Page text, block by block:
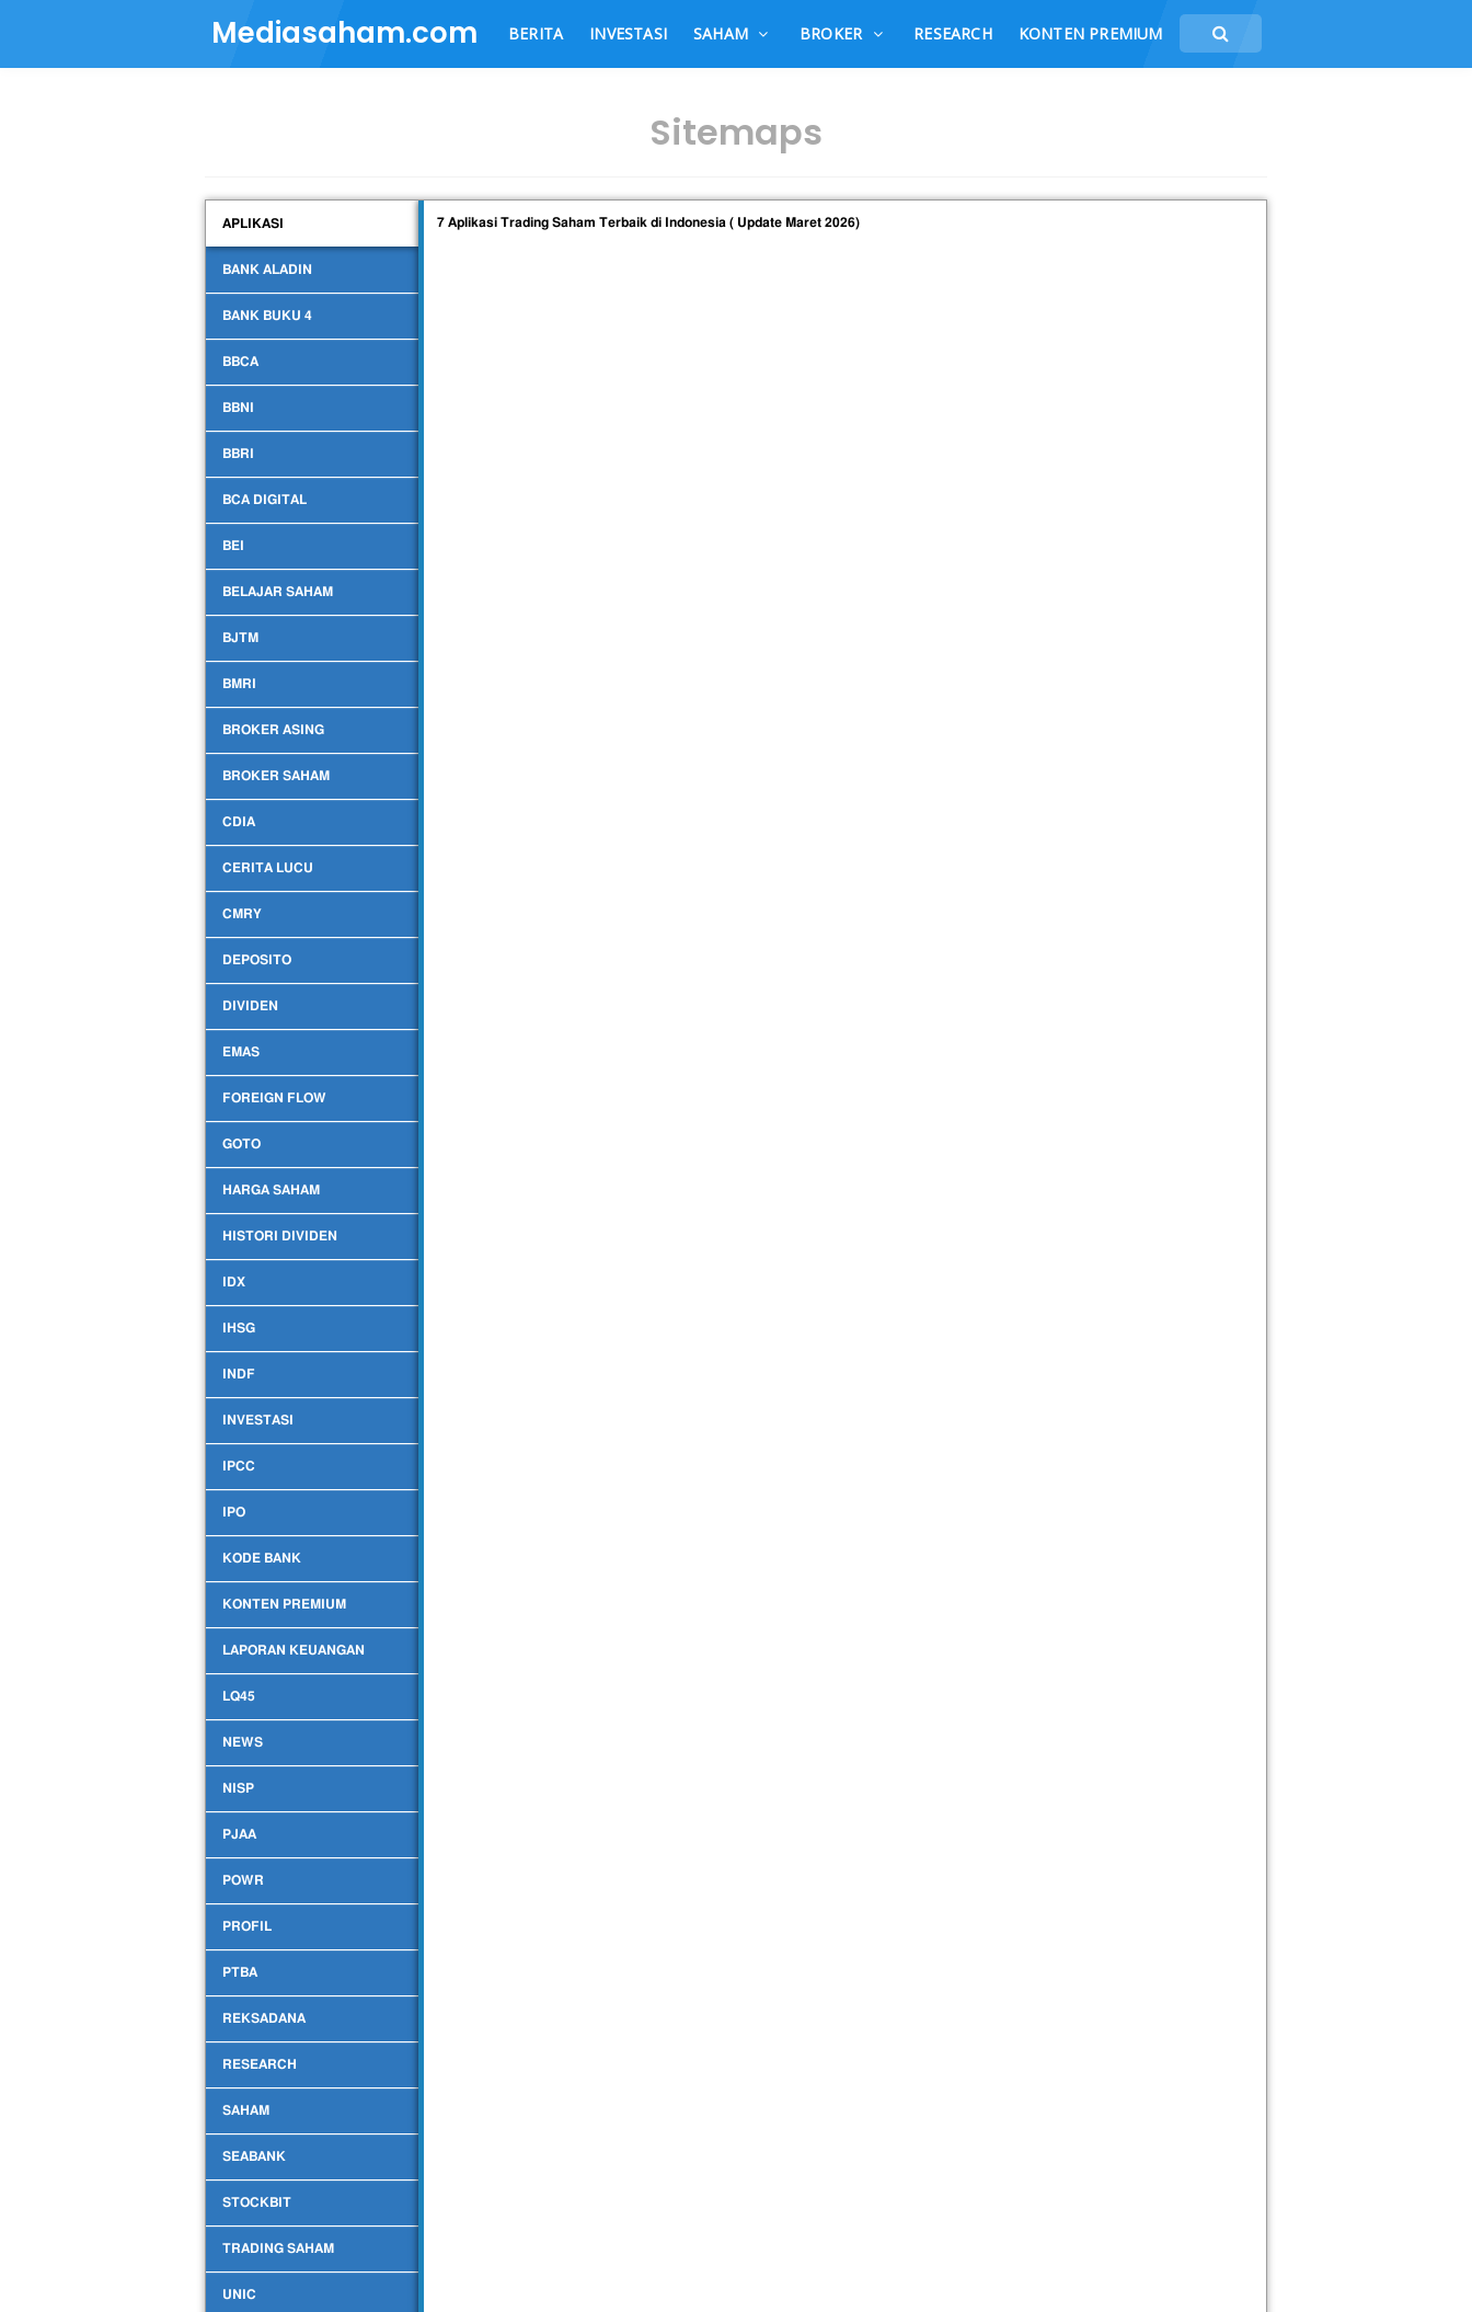
Mediasaham.com BERITA INVESTASI SAHAM BROKER RESEARCH KONTEN PREMIUM
Sitemaps
APLIKASI
BANK ALADIN
BANK BUKU 4
BBCA
BBNI
BBRI
BCA DIGITAL
BEI
BELAJAR SAHAM
BJTM
BMRI
BROKER ASING
BROKER SAHAM
CDIA
CERITA LUCU
CMRY
DEPOSITO
DIVIDEN
EMAS
FOREIGN FLOW
GOTO
HARGA SAHAM
HISTORI DIVIDEN
IDX
IHSG
INDF
INVESTASI
IPCC
IPO
KODE BANK
KONTEN PREMIUM
LAPORAN KEUANGAN
LQ45
NEWS
NISP
PJAA
POWR
PROFIL
PTBA
REKSADANA
RESEARCH
SAHAM
SEABANK
STOCKBIT
TRADING SAHAM
UNIC
7 Aplikasi Trading Saham Terbaik di Indonesia ( Update Maret 2026)